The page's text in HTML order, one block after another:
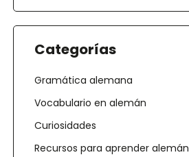
Categorías
Gramática alemana
Vocabulario en alemán
Curiosidades
Recursos para aprender alemán